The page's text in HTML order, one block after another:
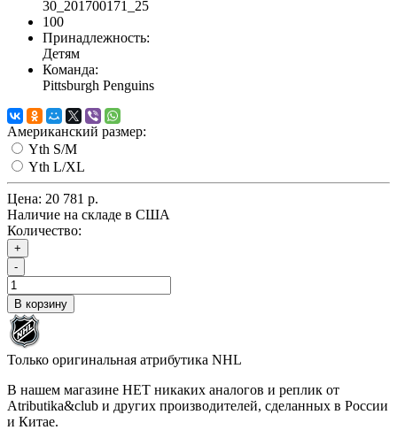
30_201700171_25
100
Принадлежность:
Детям
Команда:
Pittsburgh Penguins
Американский размер:
Yth S/M
Yth L/XL
Цена: 20 781 р.
Наличие на складе в США
Количество:
+
-
В корзину
Только оригинальная атрибутика NHL
В нашем магазине НЕТ никаких аналогов и реплик от
Atributika&club и других производителей, сделанных в России
и Китае.